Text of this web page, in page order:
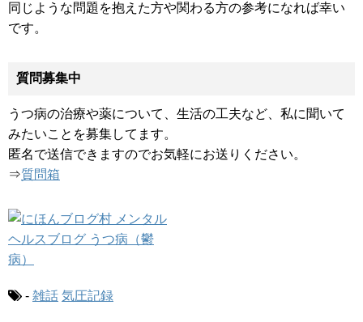
同じような問題を抱えた方や関わる方の参考になれば幸い
です。
質問募集中
うつ病の治療や薬について、生活の工夫など、私に聞いて
みたいことを募集してます。
匿名で送信できますのでお気軽にお送りください。
⇒質問箱
- 雑話 気圧記録